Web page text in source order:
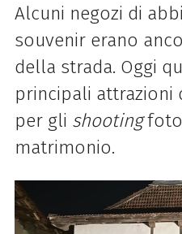
Alcuni negozi di
souvenir erano
della strada. Oggi
principali attrazioni
per gli shooting
matrimonio.